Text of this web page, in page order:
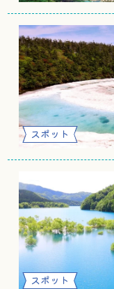
スポット
スポット